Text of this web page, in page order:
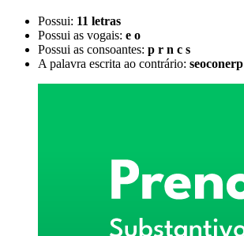
Possui: 11 letras
Possui as vogais: e o
Possui as consoantes: p r n c s
A palavra escrita ao contrário: seoconerp